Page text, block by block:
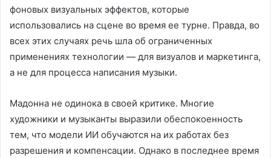
фоновых визуальных эффектов, которые
использовались на сцене во время ее турне. Правда, во
всех этих случаях речь шла об ограниченных
применениях технологии — для визуалов и маркетинга,
а не для процесса написания музыки.
Мадонна не одинока в своей критике. Многие
художники и музыканты выразили обеспокоенность
тем, что модели ИИ обучаются на их работах без
разрешения и компенсации. Однако в последнее время